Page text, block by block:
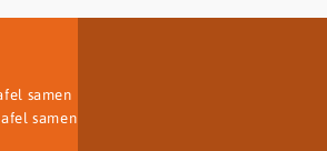
samen
samen